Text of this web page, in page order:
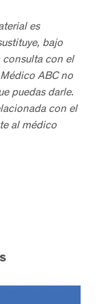
es
bajo
con el
ABC no
puedas darle.
con el
al médico